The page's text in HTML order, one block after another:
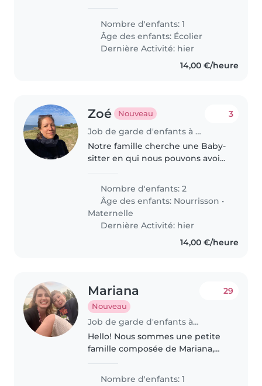
fiable, douce, ponctuelle et
pleine de bonne humeur pour
accompagner..
Nombre d'enfants: 1
Âge des enfants: Écolier
Dernière Activité: hier
14,00 €/heure
Zoé Nouveau
Job de garde d'enfants à Paris
3
Notre famille cherche une Baby-
sitter en qui nous pouvons avoir
deux enfants énergiques, l'un un
bébé et l'autre d'âge préscolaire.
N'hésitez pas à..
Nombre d'enfants: 2
Âge des enfants: Nourrisson •
Maternelle
Dernière Activité: hier
14,00 €/heure
Mariana
Nouveau
Job de garde d'enfants à Paris
29
Hello! Nous sommes une petite
famille composée de Mariana,
Nombre d'enfants: 1